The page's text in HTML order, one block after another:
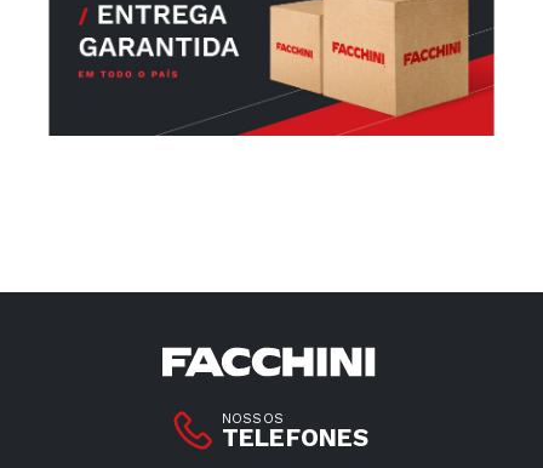
NOSSOS
TELEFONES